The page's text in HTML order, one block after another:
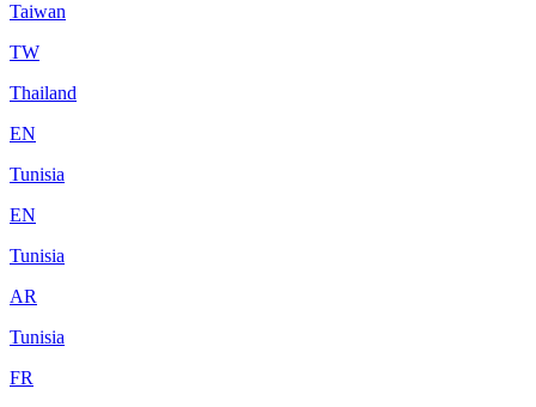
Taiwan
TW
Thailand
EN
Tunisia
EN
Tunisia
AR
Tunisia
FR